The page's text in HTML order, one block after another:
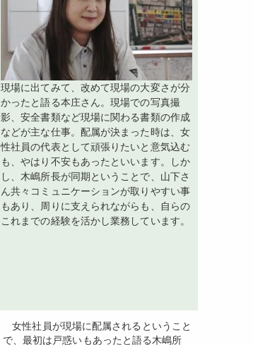
現場に出てみて、改めて現場の大変さが分
かったと語る本庄さん。現場での写真撮
影、安全書類など現場に関わる書類の作成
などが主な仕事。配属が決まった時は、女
性社員の代表として頑張りたいと意気込む
も、やはり不安もあったといいます。しか
し、木嶋所長が同期ということで、山下さ
ん共々コミュニケーションが取りやすい事
もあり、周りに支えられながらも、自らの
これまでの経験を活かし業務しています。
女性社員が現場に配属されるということ
で、最初は戸惑いもあったと語る木嶋所